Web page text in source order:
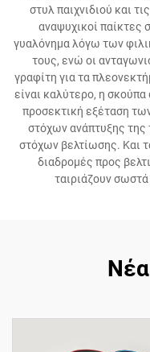
στυλ παιχνιδιού και
αναψυχικοί παίκτες
γυαλόνημα λόγω των
τους, ενώ οι
γραφίτη για τα
είναι καλύτερο, η
προσεκτική εξέταση
στόχων ανάπτυξης
στόχων βελτίωσης. Και
διαδρομές προς
ταιριάζουν σωστά